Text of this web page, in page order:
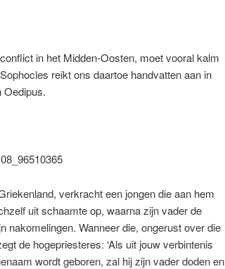
in het Midden-Oosten, moet vooral kalm
reikt ons daartoe handvatten aan in
Oedipus.
verkracht een jongen die aan hem
uit schaamte op, waarna zijn vader de
nakomelingen. Wanneer die, ongerust over die
de hogepriesteres: ‘Als uit jouw verbintenis
wordt geboren, zal hij zijn vader doden en